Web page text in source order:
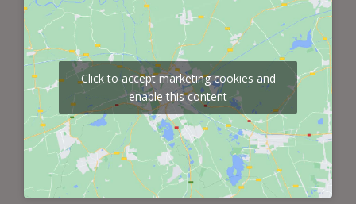
Click to accept marketing cookies and
enable this content